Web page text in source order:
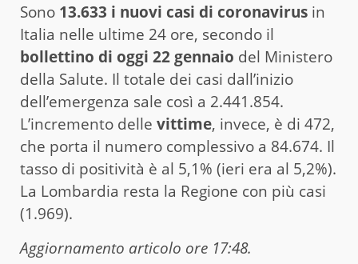
Sono 13.633 i nuovi casi di coronavirus in
Italia nelle ultime 24 ore, secondo il
bollettino di oggi 22 gennaio del Ministero
della Salute. Il totale dei casi dall’inizio
dell’emergenza sale così a 2.441.854.
L’incremento delle vittime, invece, è di 472,
che porta il numero complessivo a 84.674. Il
tasso di positività è al 5,1% (ieri era al 5,2%).
La Lombardia resta la Regione con più casi
(1.969).
Aggiornamento articolo ore 17:48.